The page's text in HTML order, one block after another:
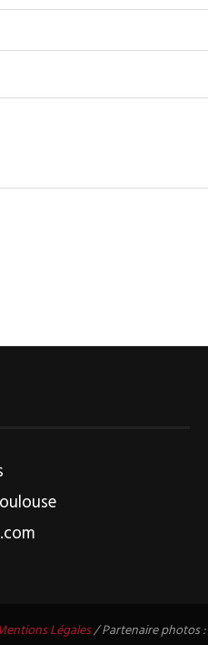
Légales/ Partenaire photos :